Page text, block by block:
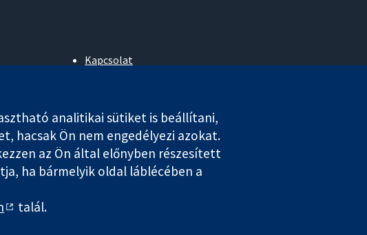
Kapcsolat
Állások
Cochrane Library
& Wales. VAT registration number GB 718 2127 49.
analitikai sütiket is beállítani,
hacsak Ön nem engedélyezi azokat.
az Ön által előnyben részesített
ha bármelyik oldal láblécében a
talál.